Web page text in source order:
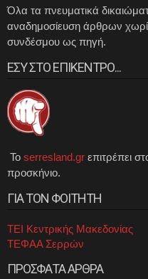
Όλα τα πνευματικά
αναδημοσίευση άρθρων
συνδέσμου ως πηγή.
ΕΣΥ ΣΤΟ ΕΠΙΚΕΝΤΡΟ...
Το serresland.gr επιτρέπει
προσκήνιο.
ΓΙΑ ΤΟΝ ΦΟΙΤΗΤΗ
ΤΕΙ Κεντρικής Μακεδονίας
ΤΕΦΑΑ Σερρών
ΠΡΟΣΦΑΤΑ ΑΡΘΡΑ